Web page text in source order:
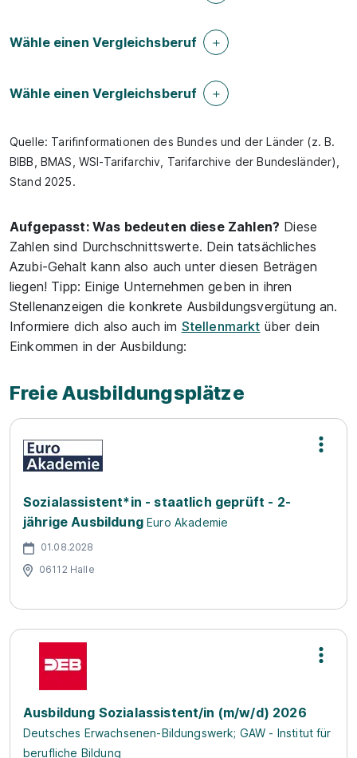
Wähle einen Vergleichsberuf
Wähle einen Vergleichsberuf
Quelle: Tarifinformationen des Bundes und der Länder (z. B.
BIBB, BMAS, WSI-Tarifarchiv, Tarifarchive der Bundesländer),
Stand 2025.
Aufgepasst: Was bedeuten diese Zahlen? Diese
Zahlen sind Durchschnittswerte. Dein tatsächliches
Azubi-Gehalt kann also auch unter diesen Beträgen
liegen! Tipp: Einige Unternehmen geben in ihren
Stellenanzeigen die konkrete Ausbildungsvergütung an.
Informiere dich also auch im Stellenmarkt über dein
Einkommen in der Ausbildung:
Freie Ausbildungsplätze
Sozialassistent*in - staatlich geprüft - 2-
jährige Ausbildung Euro Akademie
01.08.2028
06112 Halle
Ausbildung Sozialassistent/in (m/w/d) 2026
Deutsches Erwachsenen-Bildungswerk; GAW - Institut für
berufliche Bildung